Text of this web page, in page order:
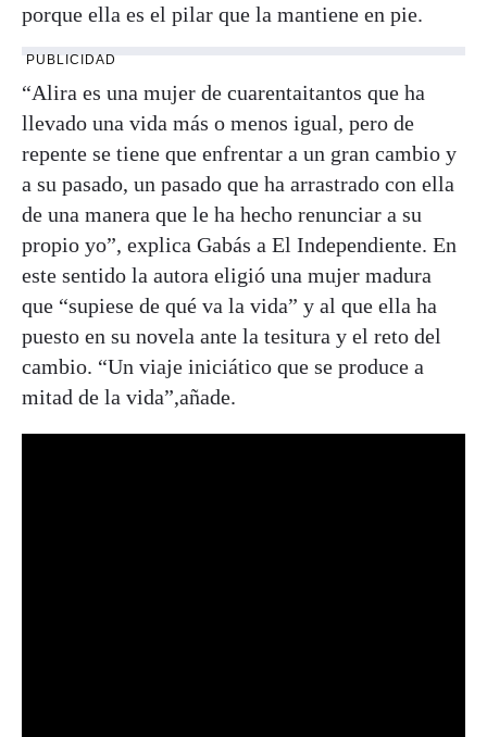
porque ella es el pilar que la mantiene en pie.
PUBLICIDAD
“Alira es una mujer de cuarentaitantos que ha
llevado una vida más o menos igual, pero de
repente se tiene que enfrentar a un gran cambio y
a su pasado, un pasado que ha arrastrado con ella
de una manera que le ha hecho renunciar a su
propio yo”, explica Gabás a El Independiente. En
este sentido la autora eligió una mujer madura
que “supiese de qué va la vida” y al que ella ha
puesto en su novela ante la tesitura y el reto del
cambio. “Un viaje iniciático que se produce a
mitad de la vida”,añade.